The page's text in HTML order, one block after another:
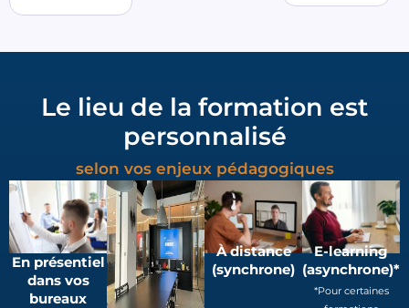
Le lieu de la formation est
personnalisé
selon vos enjeux pédagogiques
En présentiel
dans vos
bureaux
À distance
(synchrone)
E-learning
(asynchrone)*
*Pour certaines